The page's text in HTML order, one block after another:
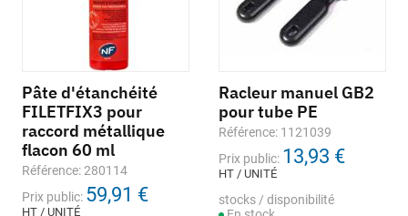
Pâte d'étanchéité
FILETFIX3 pour
raccord métallique
flacon 60 ml
Référence: 280114
Prix public: 59,91 €
HT / UNITÉ
Racleur manuel GB2
pour tube PE
Référence: 1121039
Prix public: 13,93 €
HT / UNITÉ
stocks / disponibilité